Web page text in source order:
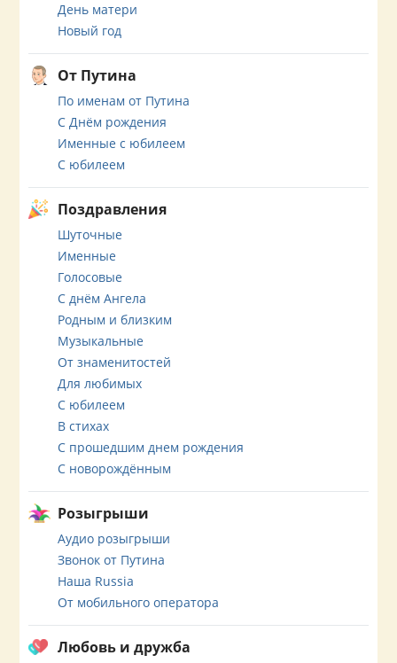
День матери
Новый год
От Путина
По именам от Путина
С Днём рождения
Именные с юбилеем
С юбилеем
Поздравления
Шуточные
Именные
Голосовые
С днём Ангела
Родным и близким
Музыкальные
От знаменитостей
Для любимых
С юбилеем
В стихах
С прошедшим днем рождения
С новорождённым
Розыгрыши
Аудио розыгрыши
Звонок от Путина
Наша Russia
От мобильного оператора
Любовь и дружба